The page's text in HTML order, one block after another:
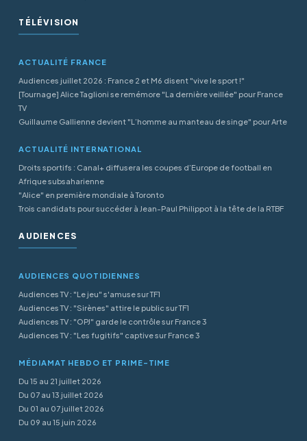
TÉLÉVISION
ACTUALITÉ FRANCE
Audiences juillet 2026 : France 2 et M6 disent "vive le sport !"
[Tournage] Alice Taglioni se remémore "La dernière veillée" pour France
TV
Guillaume Gallienne devient "L’homme au manteau de singe" pour Arte
ACTUALITÉ INTERNATIONAL
Droits sportifs : Canal+ diffusera les coupes d’Europe de football en
Afrique subsaharienne
"Alice" en première mondiale à Toronto
Trois candidats pour succéder à Jean-Paul Philippot à la tête de la RTBF
AUDIENCES
AUDIENCES QUOTIDIENNES
Audiences TV : "Le jeu" s'amuse sur TF1
Audiences TV : "Sirènes" attire le public sur TF1
Audiences TV : "OPJ" garde le contrôle sur France 3
Audiences TV : "Les fugitifs" captive sur France 3
MÉDIAMAT HEBDO ET PRIME-TIME
Du 15 au 21 juillet 2026
Du 07 au 13 juillet 2026
Du 01 au 07 juillet 2026
Du 09 au 15 juin 2026